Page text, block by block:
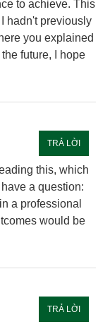
to achieve. This
hadn't previously
you explained
future, I hope
TRẢ LỜI
this, which
a question:
a professional
would be
TRẢ LỜI